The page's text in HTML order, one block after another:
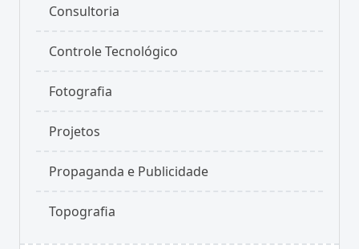
Consultoria
Controle Tecnológico
Fotografia
Projetos
Propaganda e Publicidade
Topografia